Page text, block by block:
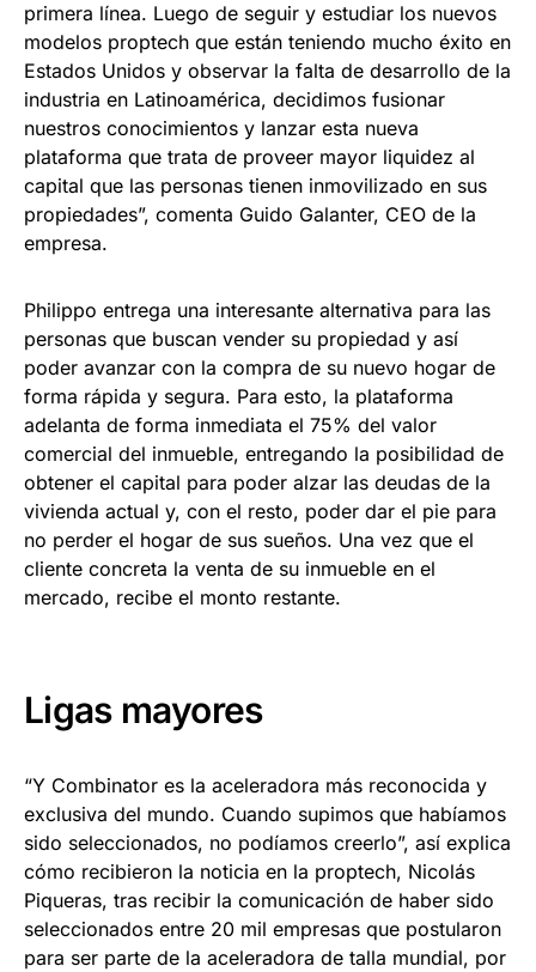
primera línea. Luego de seguir y estudiar los nuevos
modelos proptech que están teniendo mucho éxito en
Estados Unidos y observar la falta de desarrollo de la
industria en Latinoamérica, decidimos fusionar
nuestros conocimientos y lanzar esta nueva
plataforma que trata de proveer mayor liquidez al
capital que las personas tienen inmovilizado en sus
propiedades”, comenta Guido Galanter, CEO de la
empresa.
Philippo entrega una interesante alternativa para las
personas que buscan vender su propiedad y así
poder avanzar con la compra de su nuevo hogar de
forma rápida y segura. Para esto, la plataforma
adelanta de forma inmediata el 75% del valor
comercial del inmueble, entregando la posibilidad de
obtener el capital para poder alzar las deudas de la
vivienda actual y, con el resto, poder dar el pie para
no perder el hogar de sus sueños. Una vez que el
cliente concreta la venta de su inmueble en el
mercado, recibe el monto restante.
Ligas mayores
“Y Combinator es la aceleradora más reconocida y
exclusiva del mundo. Cuando supimos que habíamos
sido seleccionados, no podíamos creerlo”, así explica
cómo recibieron la noticia en la proptech, Nicolás
Piqueras, tras recibir la comunicación de haber sido
seleccionados entre 20 mil empresas que postularon
para ser parte de la aceleradora de talla mundial, por